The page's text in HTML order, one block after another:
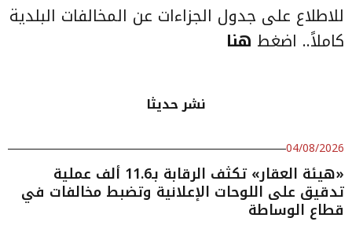
للاطلاع على جدول الجزاءات عن المخالفات البلدية
كاملاً.. اضغط هنا
نشر حديثا
04/08/2026
«هيئة العقار» تكثف الرقابة بـ11.6 ألف عملية
تدقيق على اللوحات الإعلانية وتضبط مخالفات في
قطاع الوساطة